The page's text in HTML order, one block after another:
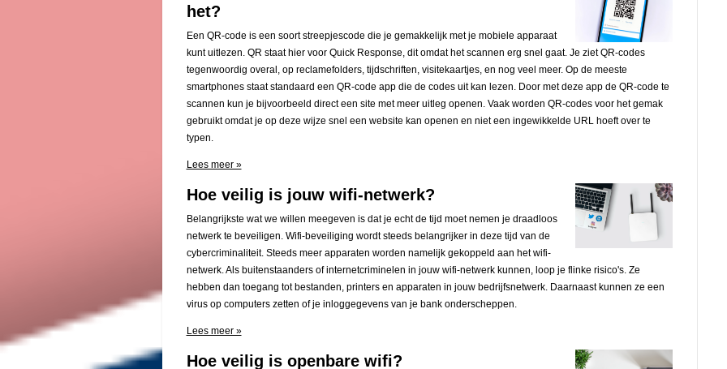
het?
Een QR-code is een soort streepjescode die je gemakkelijk met je mobiele apparaat
kunt uitlezen. QR staat hier voor Quick Response, dit omdat het scannen erg snel gaat. Je ziet QR-codes
tegenwoordig overal, op reclamefolders, tijdschriften, visitekaartjes, en nog veel meer. Op de meeste
smartphones staat standaard een QR-code app die de codes uit kan lezen. Door met deze app de QR-code te
scannen kun je bijvoorbeeld direct een site met meer uitleg openen. Vaak worden QR-codes voor het gemak
gebruikt omdat je op deze wijze snel een website kan openen en niet een ingewikkelde URL hoeft over te
typen.
Lees meer »
Hoe veilig is jouw wifi-netwerk?
Belangrijkste wat we willen meegeven is dat je echt de tijd moet nemen je draadloos
netwerk te beveiligen. Wifi-beveiliging wordt steeds belangrijker in deze tijd van de
cybercriminaliteit. Steeds meer apparaten worden namelijk gekoppeld aan het wifi-
netwerk. Als buitenstaanders of internetcriminelen in jouw wifi-netwerk kunnen, loop je flinke risico's. Ze
hebben dan toegang tot bestanden, printers en apparaten in jouw bedrijfsnetwerk. Daarnaast kunnen ze een
virus op computers zetten of je inloggegevens van je bank onderscheppen.
Lees meer »
Hoe veilig is openbare wifi?